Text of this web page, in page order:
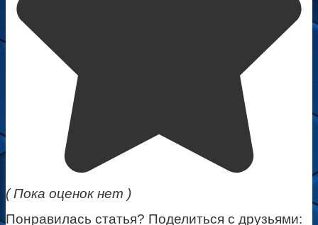
( Пока оценок нет )
Понравилась статья? Поделиться с друзьями: